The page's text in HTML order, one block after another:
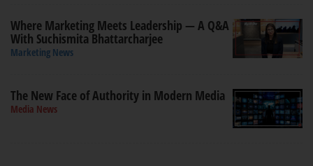
Where Marketing Meets Leadership — A Q&A
With Suchismita Bhattarcharjee
Marketing News
The New Face of Authority in Modern Media
Media News